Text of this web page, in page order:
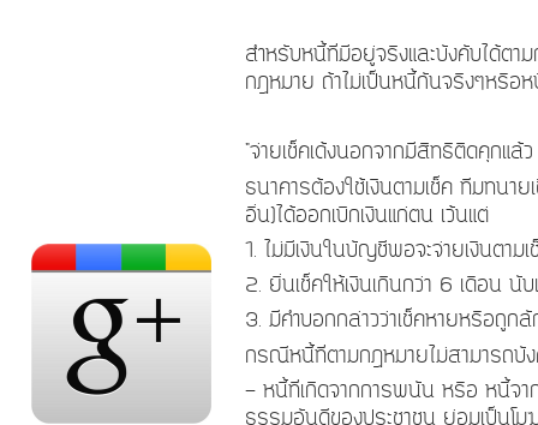
สำหรับหนี้ที่มีอยู่จริงและบังคับได้ตา
กฎหมาย ถ้าไม่เป็นหนี้กันจริงๆหรือ
"จ่ายเช็คเด้งนอกจากมีสิทธิติดคุกแล้
ธนาคารต้องใช้เงินตามเช็ค ทีมทนา
อื่น)ได้ออกเบิกเงินแก่ตน เว้นแต่
1. ไม่มีเงินในบัญชีพอจะจ่ายเงินตาม
2. ยื่นเช็คให้เงินเกินกว่า 6 เดือน นั
3. มีคำบอกกล่าวว่าเช็คหายหรือถูกลั
กรณีหนี้ที่ตามกฎหมายไม่สามารถบัง
- หนี้ที่เกิดจากการพนัน หรือ หนี้จา
ธรรมอันดีของประชาชน ย่อมเป็นโม